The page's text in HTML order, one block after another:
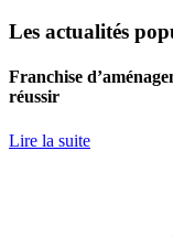
Les actualités
Franchise
réussir
Lire la suite